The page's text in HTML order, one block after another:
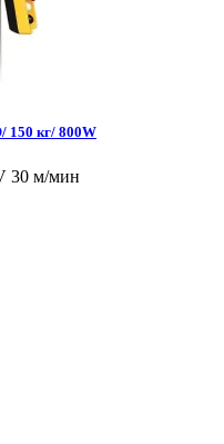
150 кг/ 800W
30 м/мин